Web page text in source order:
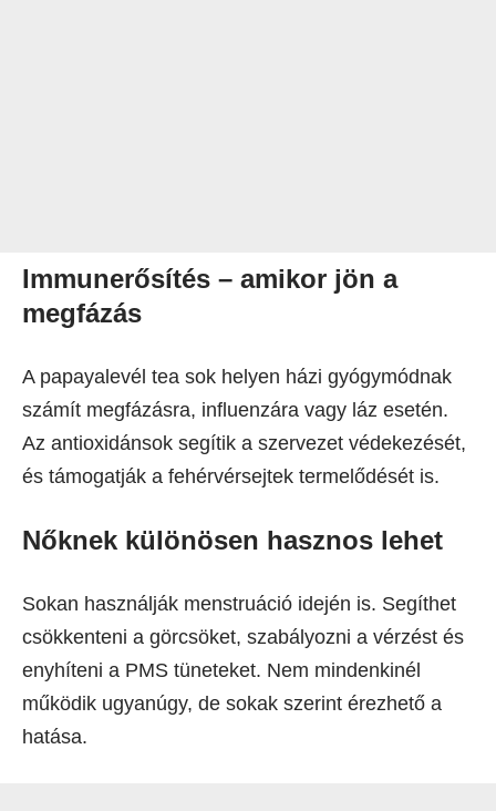
Immunerősítés – amikor jön a
megfázás
A papayalevél tea sok helyen házi gyógymódnak
számít megfázásra, influenzára vagy láz esetén.
Az antioxidánsok segítik a szervezet védekezését,
és támogatják a fehérvérsejtek termelődését is.
Nőknek különösen hasznos lehet
Sokan használják menstruáció idején is. Segíthet
csökkenteni a görcsöket, szabályozni a vérzést és
enyhíteni a PMS tüneteket. Nem mindenkinél
működik ugyanúgy, de sokak szerint érezhető a
hatása.